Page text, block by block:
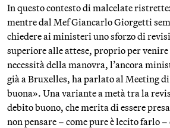
In questo contesto di malcelate
mentre dal Mef Giancarlo Giorgetti
chiedere ai ministeri uno sforzo di
superiore alle attese, proprio per
necessità della manovra, l’ancora
già a Bruxelles, ha parlato al Meeting
buona». Una variante a metà tra la
debito buono, che merita di essere
non pensare – come pure è lecito farlo